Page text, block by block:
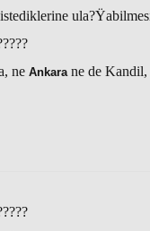
ne Ankarane de Kandil,